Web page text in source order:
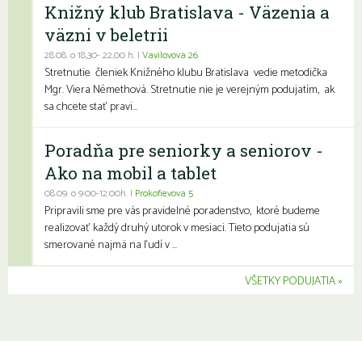
Knižný klub Bratislava - Väzenia a
väzni v beletrii
28.08. o 18,30- 22,00 h. | Vavilovova 26
Stretnutie členiek Knižného klubu Bratislava vedie metodička
Mgr. Viera Némethová. Stretnutie nie je verejným podujatím, ak
sa chcete stať pravi...
Poradňa pre seniorky a seniorov -
Ako na mobil a tablet
08.09. o 9:00-12:00h. | Prokofievova 5
Pripravili sme pre vás pravidelné poradenstvo, ktoré budeme
realizovať každý druhý utorok v mesiaci. Tieto podujatia sú
smerované najmä na ľudí v ...
VŠETKY PODUJATIA